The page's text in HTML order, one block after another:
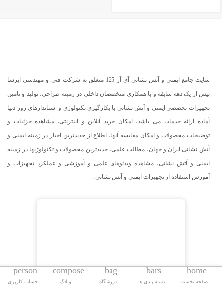
home
صفحه نخست
bars
دسته بندی ها
bag
فروشگاه
compose
وبلاگ
person
حساب کاربری
سایت جامع ایمنی و آتش نشانی آی آر 125 متعلق به شرکت فنی و مهندسی ایرسا
بیش از یک دهه سابقه و با همکاری متخصصان داخلی در زمینه طراحی، تولید و تامین
تجهیزات تخصصی ایمنی و آتش نشانی با بکارگیری تکنولوژی و استاندارهای روز دنیا
آماده ارائه خدمات می باشد، امکان خرید آنلاین و اینترنتی، مشاهده جزئیات و
توضیحات محصولات و امکان مقایسه آنها، اطلاع از جدیدترین اخبار در زمینه ایمنی و
آتش نشانی ایران و جهان، مطالب علمی، جدیدترین محصولات و تکنولوژیها در زمینه
ایمنی و آتش نشانی، مشاهده ویدئوهای علمی و آموزشی و عملکرد تجهیزات و
آموزش استفاده از تجهیزات ایمنی و آتش نشانی .